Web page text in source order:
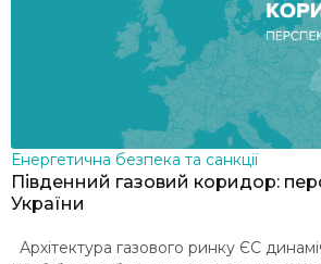
Моніторинги реформ
Відновлення і сталий розвиток
Прозорість в енергетиці
2023
2019
2017 2016
Енергетична безпека та санкції
Південний газовий коридор:
України
Архітектура газового ринку ЄС